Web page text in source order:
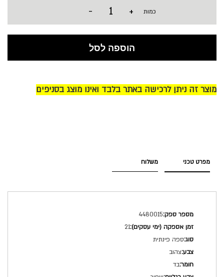
כמות +
-
הוספה לסל
מוצר זה ניתן לרכישה באתר בלבד ואינו מוצג בסניפים
מפרט טכני
מפרט
טכני
4480015
21
ספה פינתית
צהוב
בד
משלוח